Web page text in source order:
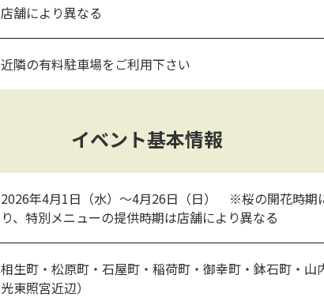
店舗により異なる
近隣の有料駐車場をご利用下さい
イベント基本情報
2026年4月1日（水）～4月26日（日） ※桜の開花時期
り、特別メニューの提供時期は店舗により異なる
相生町・松原町・石屋町・稲荷町・御幸町・鉢石町・山
光東照宮近辺）